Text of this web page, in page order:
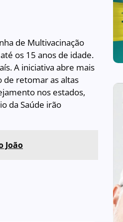
de Multivacinação
os 15 anos de idade.
A iniciativa abre mais
de retomar as altas
nos estados,
da Saúde irão
João